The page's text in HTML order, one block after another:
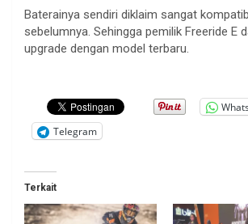
Baterainya sendiri diklaim sangat
sebelumnya. Sehingga pemilik Freeride E
upgrade dengan model terbaru.
Telegram
Terkait